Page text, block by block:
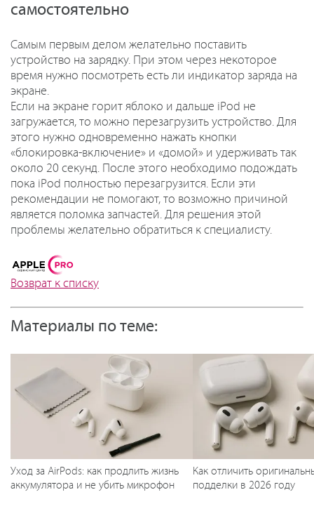
самостоятельно
Самым первым делом желательно поставить
устройство на зарядку. При этом через некоторое
время нужно посмотреть есть ли индикатор заряда на
экране.
Если на экране горит яблоко и дальше iPod не
загружается, то можно перезагрузить устройство. Для
этого нужно одновременно нажать кнопки
«блокировка-включение» и «домой» и удерживать так
около 20 секунд. После этого необходимо подождать
пока iPod полностью перезагрузится. Если эти
рекомендации не помогают, то возможно причиной
является поломка запчастей. Для решения этой
проблемы желательно обратиться к специалисту.
Возврат к списку
Материалы по теме:
Уход за AirPods: как продлить жизнь
аккумулятора и не убить микрофон
Как отличить
подделки в 2026 году